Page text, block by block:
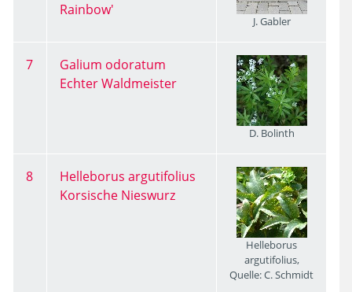
Rainbow'
J. Gabler
7
Galium odoratum
Echter Waldmeister
D. Bolinth
8
Helleborus argutifolius
Korsische Nieswurz
Helleborus
argutifolius,
Quelle: C. Schmidt